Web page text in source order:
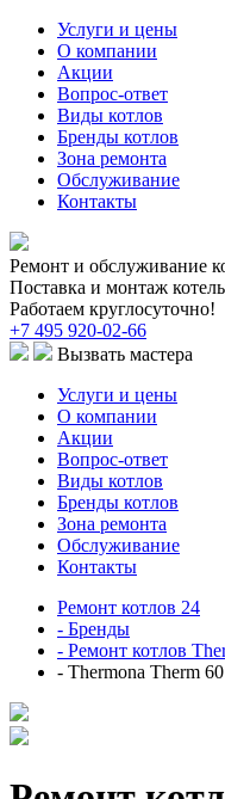
Услуги и цены
О компании
Акции
Вопрос-ответ
Виды котлов
Бренды котлов
Зона ремонта
Обслуживание
Контакты
Ремонт и обслуживание
Поставка и монтаж
Работаем круглосуточно!
+7 495 920-02-66
Вызвать мастера
Услуги и цены
О компании
Акции
Вопрос-ответ
Виды котлов
Бренды котлов
Зона ремонта
Обслуживание
Контакты
Ремонт котлов 24
- Бренды
- Ремонт котлов
- Thermona Therm